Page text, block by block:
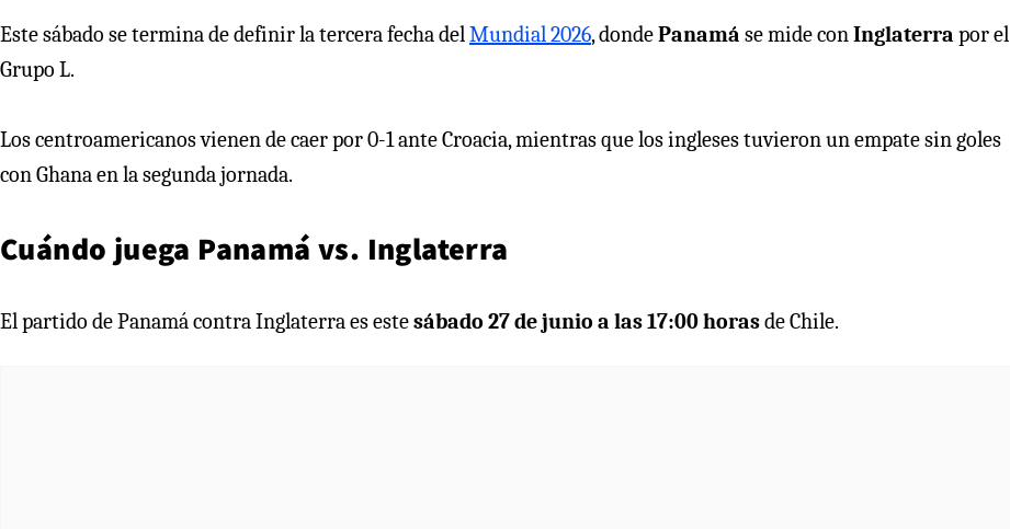
Este sábado se termina de definir la tercera fecha delMundial 2026, dondePanamá se mide conInglaterra por el
Grupo L.
Los centroamericanos vienen de caer por 0-1 ante Croacia, mientras que los ingleses tuvieron un empate sin goles
con Ghana en la segunda jornada.
Cuándo juega Panamá vs. Inglaterra
El partido de Panamá contra Inglaterra es estesábado 27 de junio a las 17:00 horasde Chile.